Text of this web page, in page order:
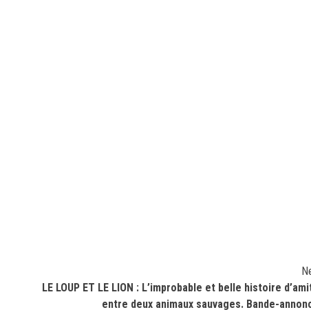
LE LOUP ET LE LION : L’improbable et belle histoire
entre deux animaux sauvages. Bande-